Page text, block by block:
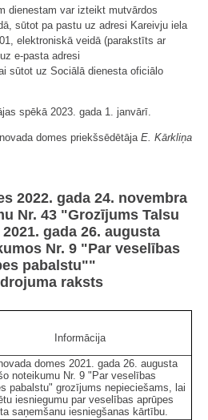
dienestam var izteikt mutvārdos
sūtot pa pastu uz adresi Kareivju iela
elektroniskā veidā (parakstīts ar
e-pasta adresi
sūtot uz Sociālā dienesta oficiālo
spēkā 2023. gada 1. janvārī.
domes priekšsēdētāja E. Kārkliņa
2022. gada 24. novembra
Nr. 43 "Grozījums Talsu
gada 26. augusta
Nr. 9 "Par veselības
pabalstu""
raksts
Informācija
domes 2021. gada 26. augusta
noteikumu Nr. 9 "Par veselības
pabalstu" grozījums nepieciešams, lai
iesniegumu par veselības aprūpes
saņemšanu iesniegšanas kārtību.